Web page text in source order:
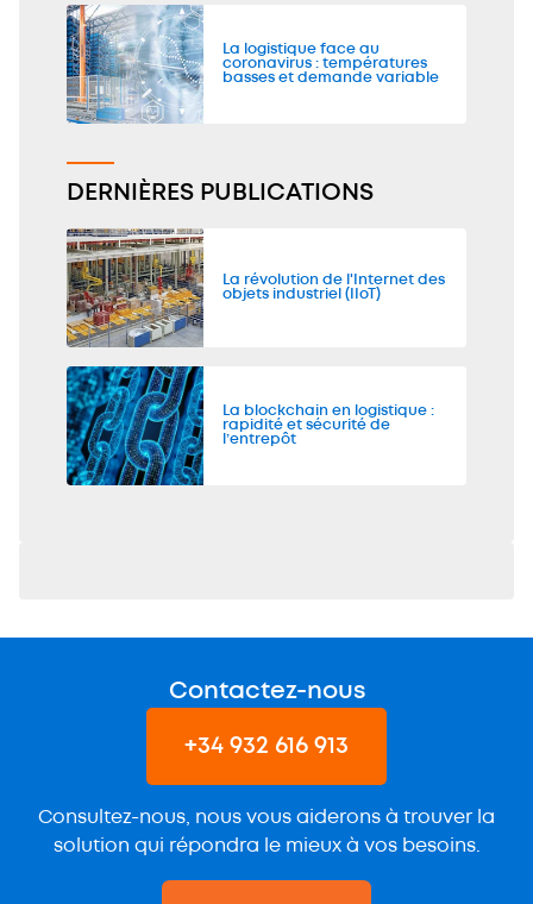
La logistique face au
coronavirus : températures
basses et demande variable
DERNIÈRES PUBLICATIONS
La révolution de l'Internet des
objets industriel (IIoT)
La blockchain en logistique :
rapidité et sécurité de
l’entrepôt
Contactez-nous
+34 932 616 913
Consultez-nous, nous vous aiderons à trouver la
solution qui répondra le mieux à vos besoins.